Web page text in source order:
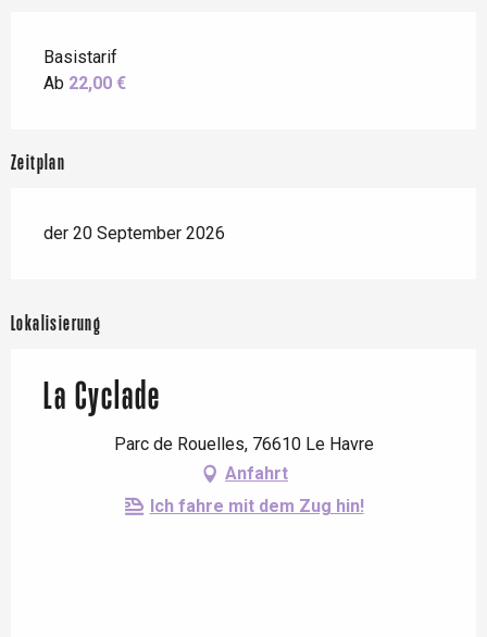
Basistarif
Ab 22,00 €
Zeitplan
der 20 September 2026
Lokalisierung
La Cyclade
Parc de Rouelles, 76610 Le Havre
Anfahrt
Ich fahre mit dem Zug hin!